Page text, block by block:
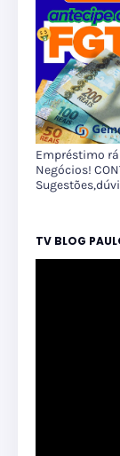
Empréstimo
Negócios!
TV BLOG